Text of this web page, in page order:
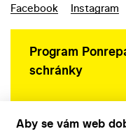
Facebook Instagram
Program
schránky
Aby se vám web